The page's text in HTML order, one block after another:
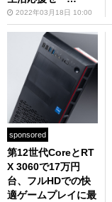
ル！！」
2022年03月18日 10:00
sponsored
第12世代CoreとRT
X 3060で17万円
台、フルHDでの快
適ゲームプレイに最